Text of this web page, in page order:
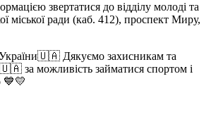
звертатися до відділу молоді та
міської ради (каб. 412), проспект Миру,
Дякуємо захисникам та
за можливість займатися спортом і
💙💛